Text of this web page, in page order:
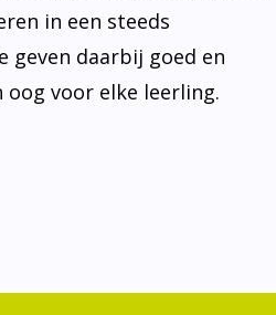
in een steeds
geven daarbij goed en
voor elke leerling.